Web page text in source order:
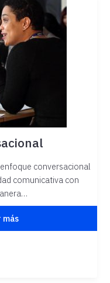
conversacional
comunicativa con
más